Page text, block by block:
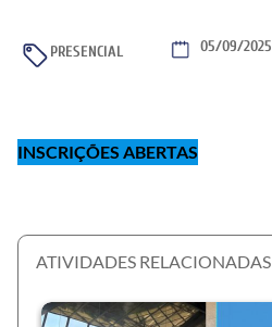
PRESENCIAL 05/09/2025
INSCRIÇÕES ABERTAS
ATIVIDADES RELACIONADAS